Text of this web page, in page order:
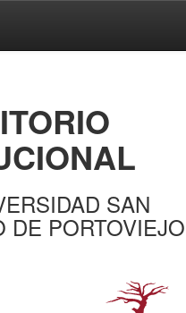
SAN
DE PORTOVIEJO